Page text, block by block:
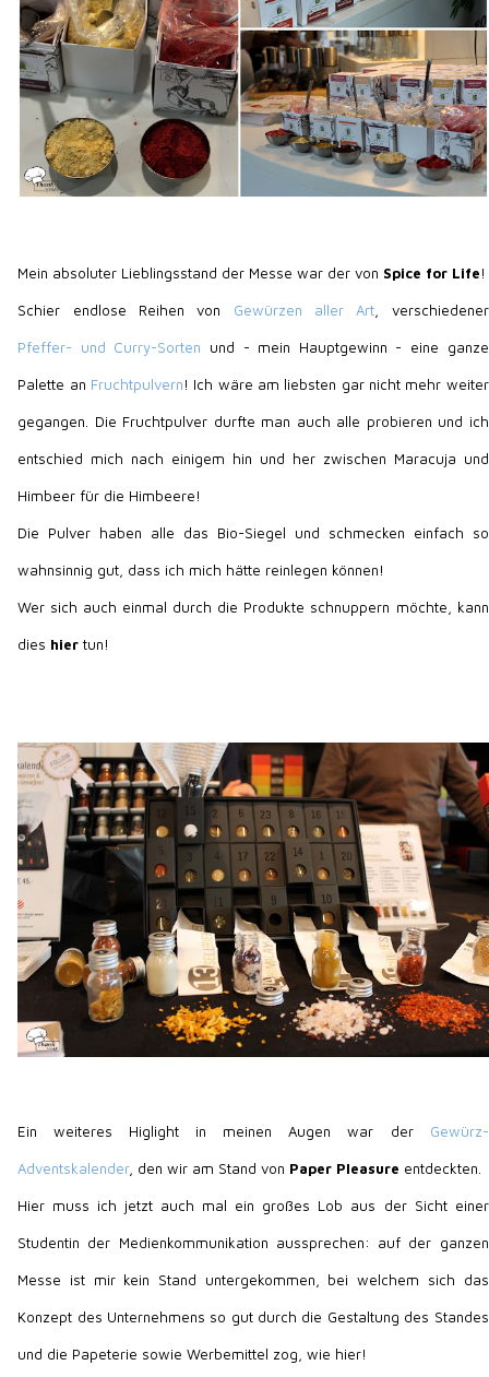
Mein absoluter Lieblingsstand der Messe war der von Spice for Life!
Schier endlose Reihen von Gewürzen aller Art, verschiedener
Pfeffer- und Curry-Sorten und - mein Hauptgewinn - eine ganze
Palette an Fruchtpulvern! Ich wäre am liebsten gar nicht mehr weiter
gegangen. Die Fruchtpulver durfte man auch alle probieren und ich
entschied mich nach einigem hin und her zwischen Maracuja und
Himbeer für die Himbeere!
Die Pulver haben alle das Bio-Siegel und schmecken einfach so
wahnsinnig gut, dass ich mich hätte reinlegen können!
Wer sich auch einmal durch die Produkte schnuppern möchte, kann
dies hiertun!
Ein weiteres Higlight in meinen Augen war der Gewürz-
Adventskalender, den wir am Stand von Paper Pleasure entdeckten.
Hier muss ich jetzt auch mal ein großes Lob aus der Sicht einer
Studentin der Medienkommunikation aussprechen: auf der ganzen
Messe ist mir kein Stand untergekommen, bei welchem sich das
Konzept des Unternehmens so gut durch die Gestaltung des Standes
und die Papeterie sowie Werbemittel zog, wie hier!